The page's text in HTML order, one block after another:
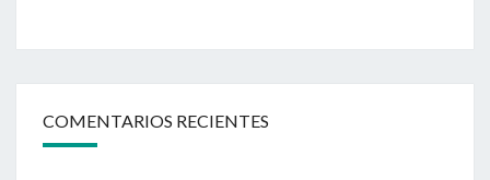
COMENTARIOS RECIENTES